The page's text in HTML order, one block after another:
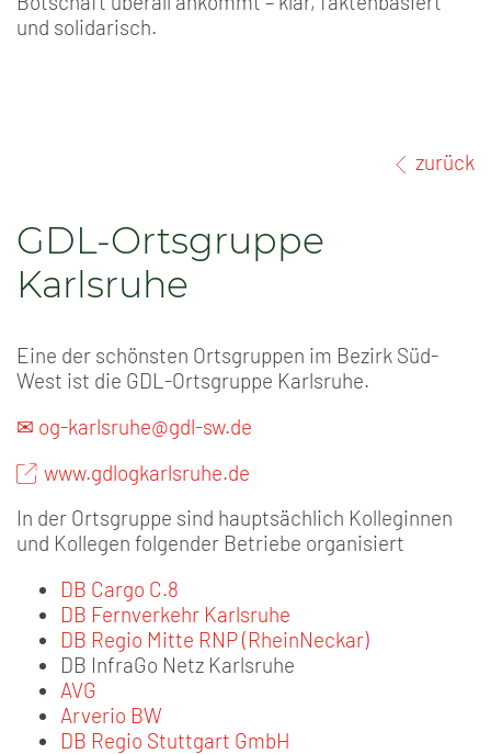
und solidarisch.
zurück
GDL-Ortsgruppe
Karlsruhe
Eine der schönsten Ortsgruppen im Bezirk Süd-
West ist die GDL-Ortsgruppe Karlsruhe.
✉ og-karlsruhe@gdl-sw.de
www.gdlogkarlsruhe.de
In der Ortsgruppe sind hauptsächlich Kolleginnen
und Kollegen folgender Betriebe organisiert
DB Cargo C.8
DB Fernverkehr Karlsruhe
DB Regio Mitte RNP (RheinNeckar)
DB InfraGo Netz Karlsruhe
AVG
Arverio BW
DB Regio Stuttgart GmbH